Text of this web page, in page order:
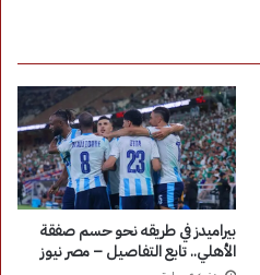
بيراميدز في طريقه نحو حسم صفقة
الأهلي.. تابع التفاصيل – مصر نيوز